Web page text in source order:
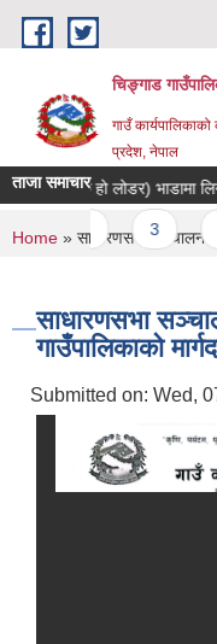
Skip to main content
चिङ्गाड
गाउँ
प्रदेश, नेपाल
ताजा समाचार
(ब्याक हो लोडर) भाडामा लिने
3 4
You are
Home » साधारणसभा सञ्चालन
साधारणसभा
गाउँपालिकाको
Submitted on: Wed,